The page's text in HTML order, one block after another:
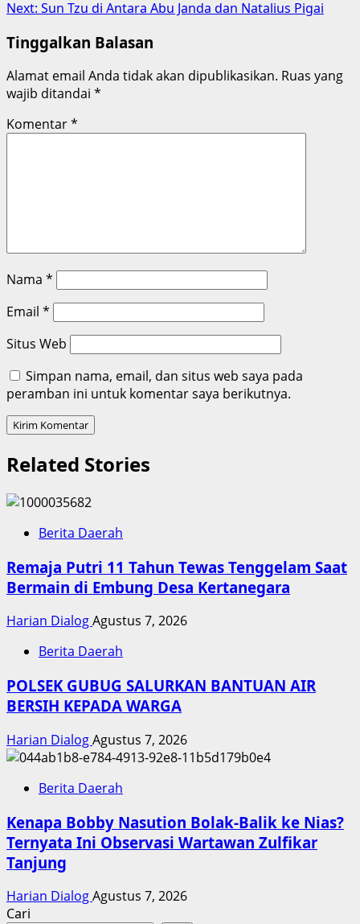
Next: Sun Tzu di Antara Abu Janda dan Natalius Pigai
Tinggalkan Balasan
Alamat email Anda tidak akan dipublikasikan. Ruas yang
wajib ditandai *
Komentar*
Nama *
Email *
Situs Web
Simpan nama, email, dan situs web saya pada
peramban ini untuk komentar saya berikutnya.
Related Stories
Berita Daerah
Remaja Putri 11 Tahun Tewas Tenggelam Saat
Bermain di Embung Desa Kertanegara
Harian DialogAgustus 7, 2026
Berita Daerah
POLSEK GUBUG SALURKAN BANTUAN AIR
BERSIH KEPADA WARGA
Harian DialogAgustus 7, 2026
Berita Daerah
Kenapa Bobby Nasution Bolak-Balik ke Nias?
Ternyata Ini Observasi Wartawan Zulfikar
Tanjung
Harian DialogAgustus 7, 2026
Cari